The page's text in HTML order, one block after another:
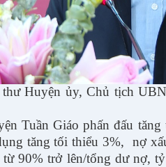
Huyện ủy, Chủ tịch
Tuần Giáo phấn đấu
tăng tối thiểu 3%, nợ
90% trở lên/tổng dư nợ,